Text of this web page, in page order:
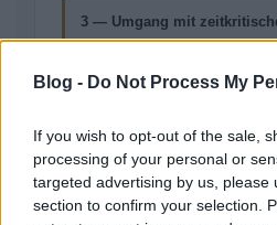
Blog - Do Not Process My
If you wish to opt-out of the sale,
processing of your personal or
targeted advertising by us, please
section to confirm your selection.
3 — Umgang mit
die zeitliche Gültigkeit und
4 — Fachliche Überprüfung
Komplexe oder
internen oder externen
werden.